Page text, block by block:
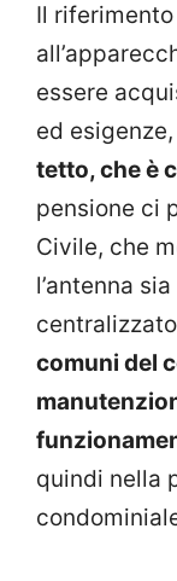
Il
essere
ed esigenze,
tetto, che è
pensione ci
Civile, che
l’antenna
comuni del
quindi nella